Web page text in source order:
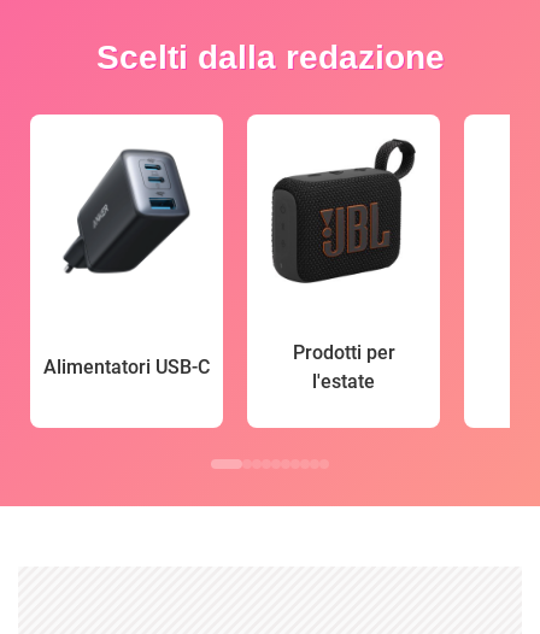
Scelti dalla redazione
Alimentatori USB-C
Prodotti per
l'estate